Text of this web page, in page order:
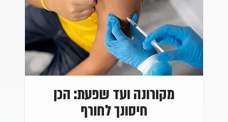
מקורונה ועד שפעת: הכן
חיסונך לחורף